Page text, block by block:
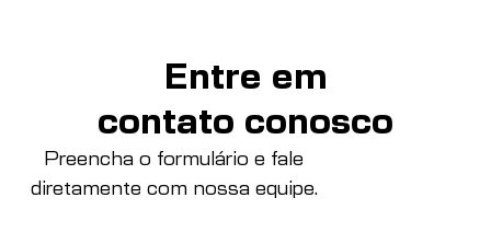
Entre em
contato conosco
Preencha o formulário e fale
diretamente com nossa equipe.